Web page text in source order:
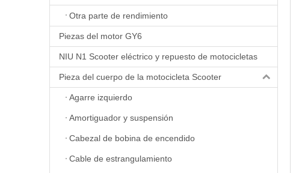
Otra parte de rendimiento
Piezas del motor GY6
NIU N1 Scooter eléctrico y repuesto de motocicletas
Pieza del cuerpo de la motocicleta Scooter
Agarre izquierdo
Amortiguador y suspensión
Cabezal de bobina de encendido
Cable de estrangulamiento